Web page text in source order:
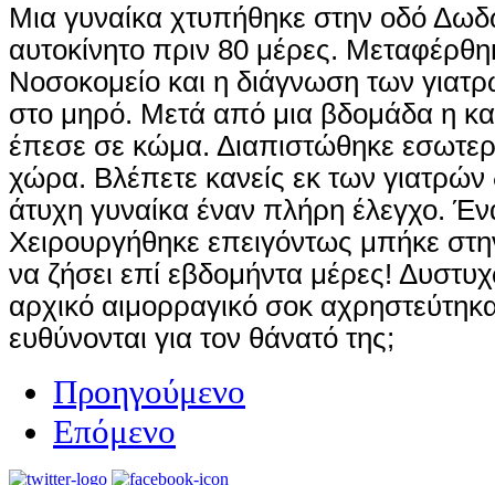
Μια γυναίκα χτυπήθηκε στην οδό
αυτοκίνητο πριν 80 μέρες.
Νοσοκομείο και η διάγνωση των
στο μηρό. Μετά από μια βδομάδα η
έπεσε σε κώμα. Διαπιστώθηκε
χώρα. Βλέπετε κανείς εκ των
άτυχη γυναίκα έναν πλήρη έλεγχο.
Χειρουργήθηκε επειγόντως μπήκε
να ζήσει επί εβδομήντα μέρες!
αρχικό αιμορραγικό σοκ
ευθύνονται για τον θάνατό της;
Προηγούμενο
Επόμενο